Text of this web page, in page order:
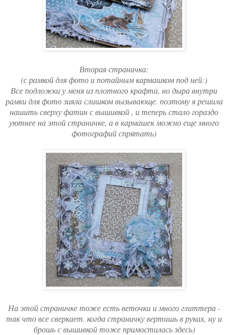
Вторая страничка:
(с рамкой для фото и потайным кармашком под ней:)
Все подложки у меня из плотного крафта, но дыра внутри
рамки для фото зияла слишком вызывающе. поэтому я решила
нашить сверху фатин с вышивкой , и теперь стало гораздо
уютнее на этой страничке, а в кармашек можно еще много
фотографий спрятать)
На этой страничке тоже есть веточки и много глиттера -
так что все сверкает. когда страничку вертишь в руках, ну и
брошь с вышивкой тоже примостилась здесь)